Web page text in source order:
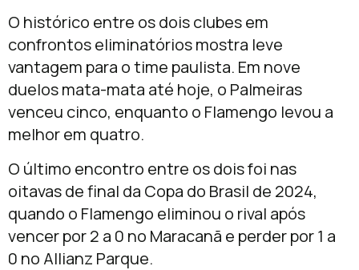
O histórico entre os dois clubes em
confrontos eliminatórios mostra leve
vantagem para o time paulista. Em nove
duelos mata-mata até hoje, o Palmeiras
venceu cinco, enquanto o Flamengo levou a
melhor em quatro.
O último encontro entre os dois foi nas
oitavas de final da Copa do Brasil de 2024,
quando o Flamengo eliminou o rival após
vencer por 2 a 0 no Maracanã e perder por 1 a
0 no Allianz Parque.